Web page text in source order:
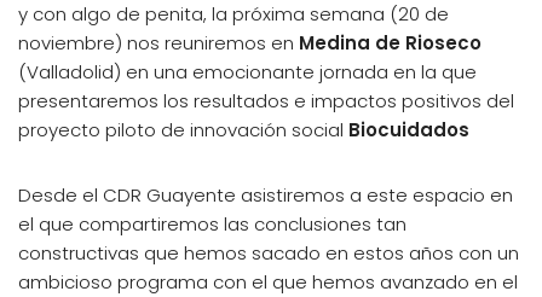
y con algo de penita, la próxima semana (20 de
noviembre) nos reuniremos en Medina de Rioseco
(Valladolid) en una emocionante jornada en la que
presentaremos los resultados e impactos positivos del
proyecto piloto de innovación social Biocuidados
Desde el CDR Guayente asistiremos a este espacio en
el que compartiremos las conclusiones tan
constructivas que hemos sacado en estos años con un
ambicioso programa con el que hemos avanzado en el